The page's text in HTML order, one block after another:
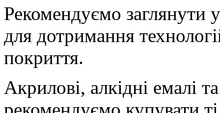
Рекомендуємо заглянути
для дотримання
покриття.
Акрилові, алкідні емалі